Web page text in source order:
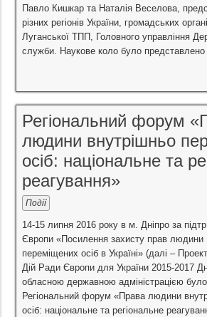
Павло Кишкар та Наталія Веселова,
різних регіонів України, громадських
Луганської ТПП, Головного управління
служби. Наукове коло було
Регіональний форум
людини внутрішньо
осіб: національне та
реагування»
Події
14-15 липня 2016 року в м. Дніпро за
Європи «Посилення захисту прав людини
переміщених осіб в Україні» (далі –
Дій Ради Європи для України 2015-2017
обласною державною адміністрацією було
Регіональний форум «Права людини
осіб: національне та регіональне